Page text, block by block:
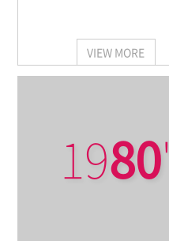
VIEW MORE
1980'